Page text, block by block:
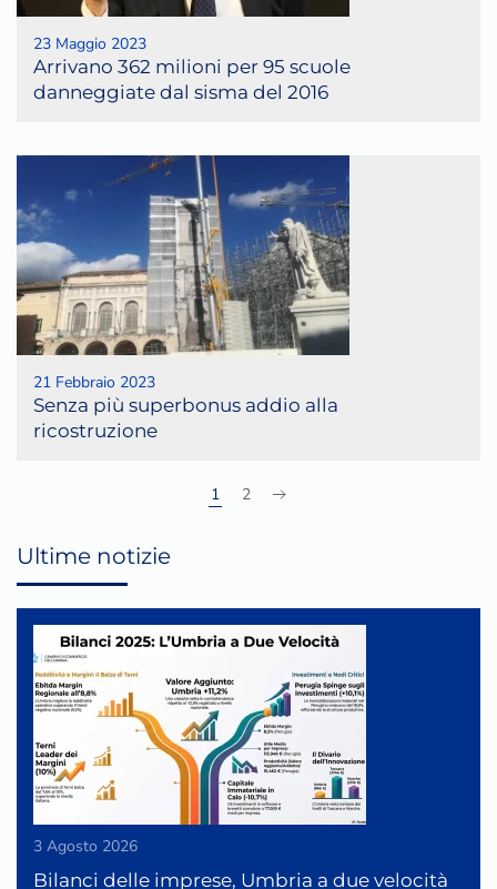
23 Maggio 2023
Arrivano 362 milioni per 95 scuole
danneggiate dal sisma del 2016
21 Febbraio 2023
Senza più superbonus addio alla
ricostruzione
1 2
Ultime notizie
3 Agosto 2026
Bilanci delle imprese, Umbria a due velocità